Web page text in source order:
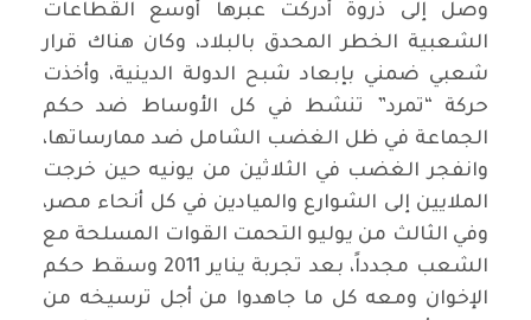
وصل إلى ذروة أدركت عبرها أوسع القطاعات
الشعبية الخطر المحدق بالبلاد، وكان هناك قرار
شعبي ضمني بإبعاد شبح الدولة الدينية، وأخذت
حركة “تمرد” تنشط في كل الأوساط ضد حكم
الجماعة في ظل الغضب الشامل ضد ممارساتها،
وانفجر الغضب في الثلاثين من يونيه حين خرجت
الملايين إلى الشوارع والميادين في كل أنحاء مصر،
وفي الثالث من يوليو التحمت القوات المسلحة مع
الشعب مجدداً، بعد تجربة يناير 2011 وسقط حكم
الإخوان ومعه كل ما جاهدوا من أجل ترسيخه من